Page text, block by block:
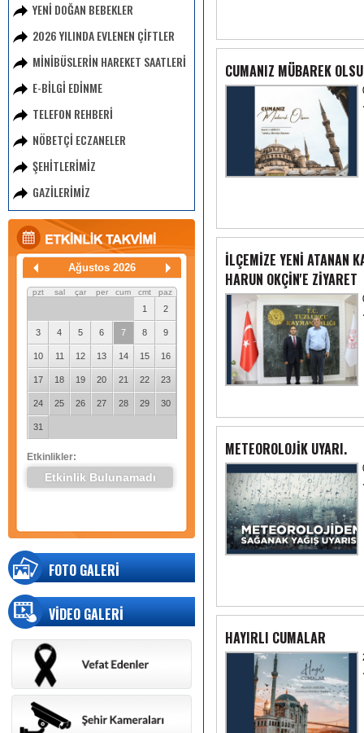
YENİ DOĞAN BEBEKLER
2026 YILINDA EVLENEN ÇİFTLER
MİNİBÜSLERİN HAREKET SAATLERİ
E-BİLGİ EDİNME
TELEFON REHBERİ
NÖBETÇİ ECZANELER
ŞEHİTLERİMİZ
GAZİLERİMİZ
Ağustos 2026
pzt sal çar per cum cmt paz
1 2
3 4 5 6 7 8 9
10 11 12 13 14 15 16
17 18 19 20 21 22 23
24 25 26 27 28 29 30
31
Etkinlikler:
Etkinlik Bulunamadı
FOTO GALERİ
VİDEO GALERİ
CUMANIZ MÜBAREK
İLÇEMİZE YENİ ATANAN
HARUN OKÇİN'E ZİYARET
METEOROLOJİK UYARI.
HAYIRLI CUMALAR